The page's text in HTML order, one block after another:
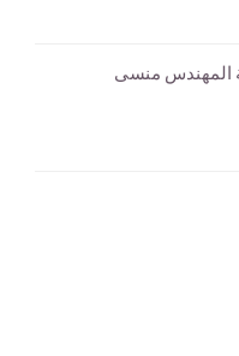
المهندس منسى